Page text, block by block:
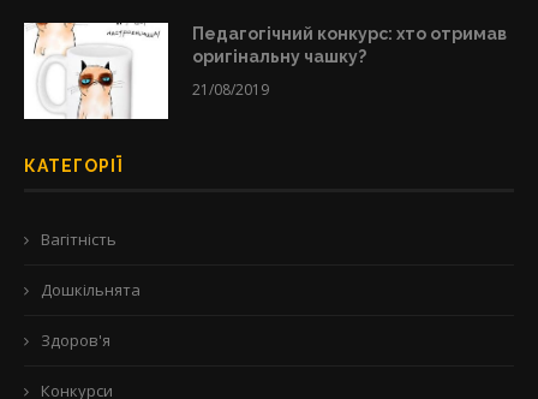
Педагогічний конкурс: хто отримав
оригінальну чашку?
21/08/2019
КАТЕГОРІЇ
Вагітність
Дошкільнята
Здоров'я
Конкурси